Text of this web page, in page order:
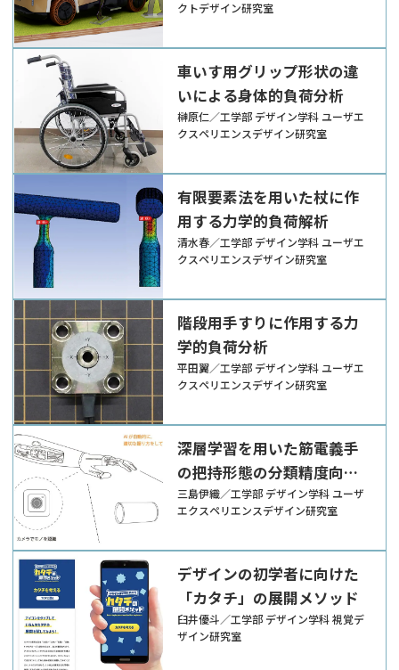
クトデザイン研究室
車いす用グリップ形状の違
いによる身体的負荷分析
榊原仁／工学部 デザイン学科 ユーザエ
クスペリエンスデザイン研究室
有限要素法を用いた杖に作
用する力学的負荷解析
清水春／工学部 デザイン学科 ユーザエ
クスペリエンスデザイン研究室
階段用手すりに作用する力
学的負荷分析
平田翼／工学部 デザイン学科 ユーザエ
クスペリエンスデザイン研究室
深層学習を用いた筋電義手
の把持形態の分類精度向上
に関する研究
三島伊織／工学部 デザイン学科 ユーザ
エクスペリエンスデザイン研究室
デザインの初学者に向けた
「カタチ」の展開メソッド
臼井優斗／工学部 デザイン学科 視覚デ
ザイン研究室